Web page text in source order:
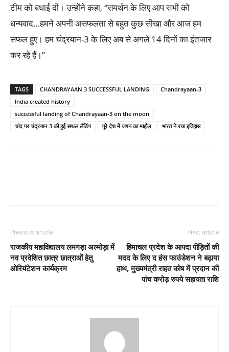
टीम को बधाई दी। उन्होंने कहा, “समर्थन के लिए आप सभी को
धन्यवाद…हमने अपनी असफलता से बहुत कुछ सीखा और आज हम
सफल हुए। हम चंद्रयान-3 के लिए अब से अगले 14 दिनों का इंतजार
कर रहे हैं।”
TAGS CHANDRAYAAN 3 SUCCESSFUL LANDING
Chandrayaan-3
India created history
successful landing of Chandrayaan-3 on the moon
चांद पर चंद्रयान-3 की हुई सफल लैंडिंग
पूरे देश में जश्न का माहौल भारत ने रचा इतिहास
Previous article
राजकीय महाविद्यालय लमगड़ा अल्मोड़ा में
नव प्रवेशित छात्र छात्राओं हेतु
ओरियंटेशन कार्यक्रम
Next article
हिमाचल प्रदेश के आपदा पीड़ितों की
मदद के लिए द हंस फाउंडेशन ने बढ़ाया
हाथ, मुख्यमंत्री राहत कोष में प्रदान की
पांच करोड़ रुपये सहायता राशि